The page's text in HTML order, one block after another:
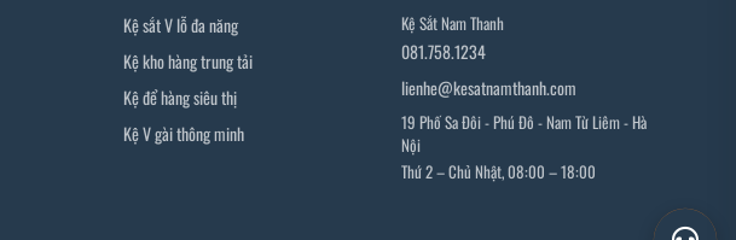
Kệ sắt V lỗ đa năng
Kệ kho hàng trung tải
Kệ để hàng siêu thị
Kệ V gài thông minh
Kệ Sắt Nam Thanh
081.758.1234
lienhe@kesatnamthanh.com
19 Phố Sa Đôi - Phú Đô - Nam Từ Liêm - Hà
Nội
Thứ 2 – Chủ Nhật, 08:00 – 18:00